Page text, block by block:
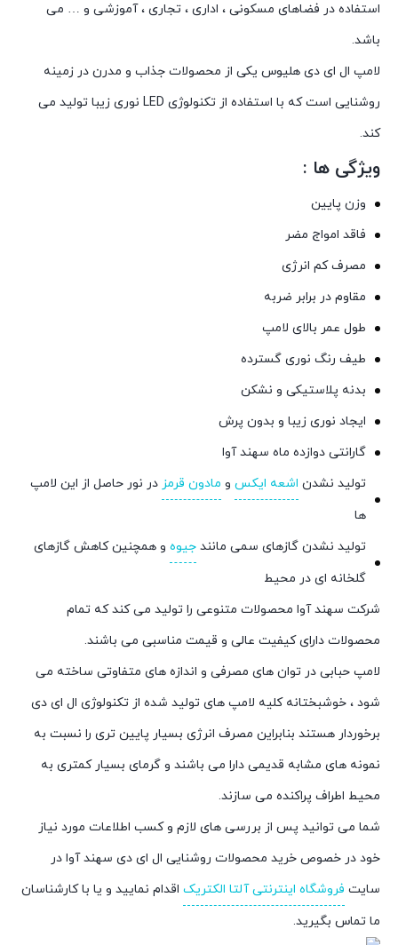
استفاده در فضاهای مسکونی ، اداری ، تجاری ، آموزشی و … می
باشد.
لامپ ال ای دی هلیوس یکی از محصولات جذاب و مدرن در زمینه
روشنایی است که با استفاده از تکنولوژی LED نوری زیبا تولید می
کند.
ویژگی ها :
وزن پایین
فاقد امواج مضر
مصرف کم انرژی
مقاوم در برابر ضربه
طول عمر بالای لامپ
طیف رنگ نوری گسترده
بدنه پلاستیکی و نشکن
ایجاد نوری زیبا و بدون پرش
گارانتی دوازده ماه سهند آوا
تولید نشدن اشعه ایکس و مادون قرمز در نور حاصل از این لامپ
ها
تولید نشدن گازهای سمی مانند جیوه و همچنین کاهش گازهای
گلخانه ای در محیط
شرکت سهند آوا محصولات متنوعی را تولید می کند که تمام
محصولات دارای کیفیت عالی و قیمت مناسبی می باشند.
لامپ حبابی در توان های مصرفی و اندازه های متفاوتی ساخته می
شود ، خوشبختانه کلیه لامپ های تولید شده از تکنولوژی ال ای دی
برخوردار هستند بنابراین مصرف انرژی بسیار پایین تری را نسبت به
نمونه های مشابه قدیمی دارا می باشند و گرمای بسیار کمتری به
محیط اطراف پراکنده می سازند.
شما می توانید پس از بررسی های لازم و کسب اطلاعات مورد نیاز
خود در خصوص خرید محصولات روشنایی ال ای دی سهند آوا در
سایت فروشگاه اینترنتی آلتا الکتریک اقدام نمایید و یا با کارشناسان
ما تماس بگیرید.